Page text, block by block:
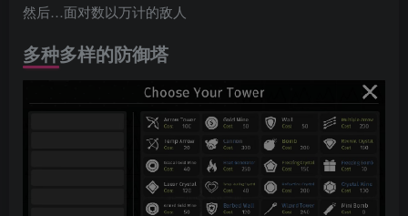
然后…面对数以万计的敌人
多种多样的防御塔